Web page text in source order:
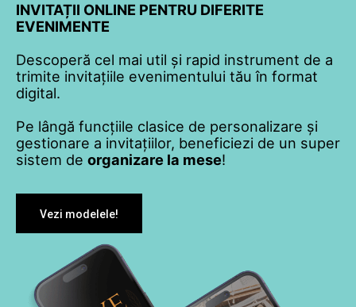
INVITAȚII ONLINE PENTRU DIFERITE
EVENIMENTE
Descoperă cel mai util și rapid instrument de a
trimite invitațiile evenimentului tău în format
digital.
Pe lângă funcțiile clasice de personalizare și
gestionare a invitațiilor, beneficiezi de un super
sistem de organizare la mese!
Vezi modelele!